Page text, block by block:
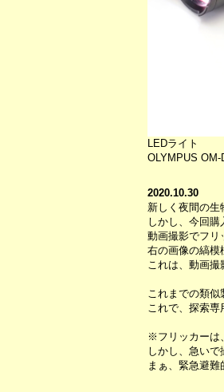
LEDライト
OLYMPUS
2020.10.30
新しく夜間の生
しかし、今回購
動画撮影でフリ
右の画像の縞模
これは、動画撮
これまでの類似
これで、探索専
※フリッカーは
しかし、急いで
まぁ、緊急避難